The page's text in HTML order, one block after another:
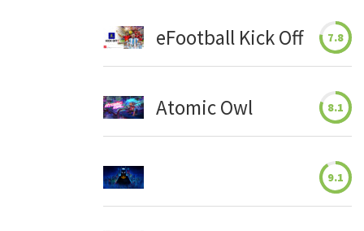
eFootball Kick Off 7.8
Atomic Owl 8.1
9.1